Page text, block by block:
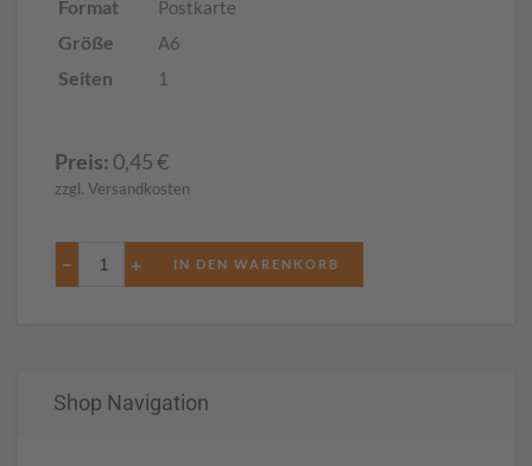
Format Postkarte
Größe A6
Seiten 1
Preis: 0,45€
zzgl. Versandkosten
− +
Shop Navigation